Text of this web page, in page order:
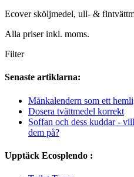
Ecover sköljmedel, ull- &
Alla priser inkl. moms.
Filter
Senaste artiklarna:
Månkalendern som ett
Dosera tvättmedel korrekt
Soffan och dess kuddar -
dem på?
Upptäck Ecosplendo :